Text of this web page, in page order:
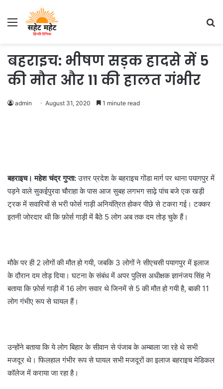
Menu
बहराइच: भीषण सड़क हादसे में 5
की मौत और 11 की हालत गंभीर
admin August 31, 2020 1 minute read
बहराइच। महेश चंद्र गुप्ता:उत्तर प्रदेश के बहराइच गोंडा मार्ग पर थाना पयागपुर में
पड़ने वाले सुकईपुरवा चौराहा के पास आज सुबह लगभग साढ़े पांच बजे एक खड़ी
ट्रक में सवारियों से भरी फोर्स गाड़ी अनियंत्रित होकर पीछे से टकरा गई। टक्कर
इतनी जोरदार थी कि फ़ोर्स गाड़ी में बैठे 5 लोग अब तक दम तोड़ चुके हैं।
मौके पर ही 2 लोगों की मौत हो गयी, जबकि 3 लोगों ने सीएचसी पयागपुर में इलाज
के दौरान दम तोड़ दिया। घटना के संबंध में अपर पुलिस अधीक्षक ज्ञानंजय सिंह ने
बताया कि फ़ोर्स गाड़ी में 16 लोग सवार थे जिनमें से 5 की मौत हो गयी है, बाकी 11
लोग गंभीए रूप से घायल हैं।
उन्होंने बताया कि ये लोग बिहार के सीवान से पंजाब के अम्बाला जा रहे थे सभी
मजदूर थे। फिलहाल गंभीर रूप से घायल सभी मजदूरों का इलाज बहराइच मेडिकल
कॉलेज में कराया जा रहा है।